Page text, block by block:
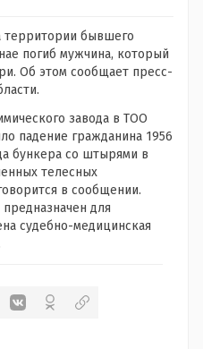
территории бывшего
погиб мужчина, который
Об этом сообщает пресс-
завода в ТОО
падение гражданина 1956
бункера со штырями в
телесных
в сообщении.
для
судебно-медицинская